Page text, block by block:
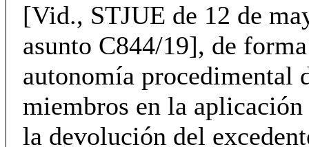
[Vid., STJUE de 12 de
asunto C844/19], de
autonomía procedimental
miembros en la aplicación
la devolución del